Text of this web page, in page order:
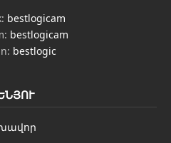
bestlogicam
bestlogicam
bestlogic